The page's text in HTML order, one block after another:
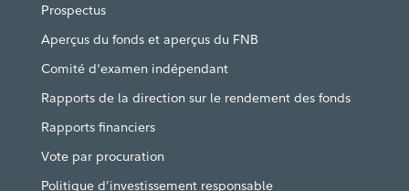
Prospectus
Aperçus du fonds et aperçus du FNB
Comité d'examen indépendant
Rapports de la direction sur le rendement des fonds
Rapports financiers
Vote par procuration
Politique d’investissement responsable